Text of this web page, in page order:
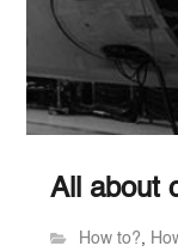
All about
How to?,